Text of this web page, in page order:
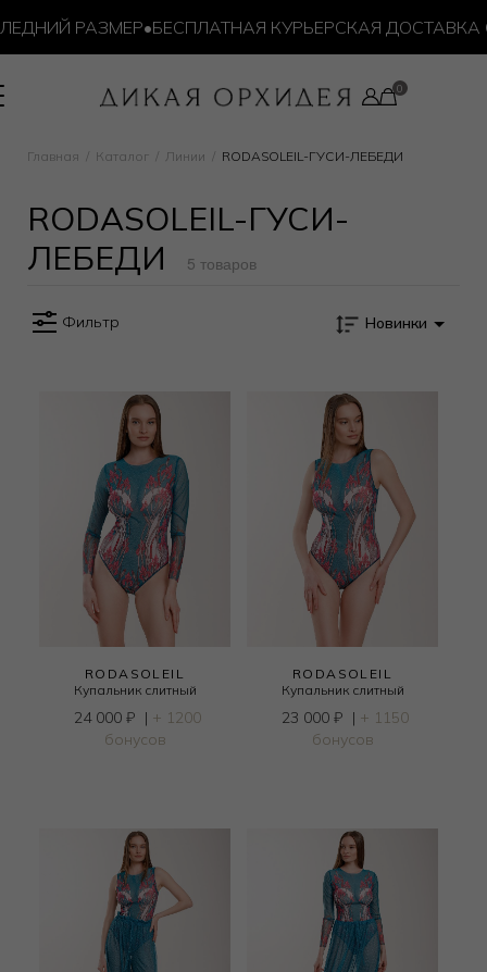
РАЗМЕР•БЕСПЛАТНАЯ КУРЬЕРСКАЯ ДОСТАВКА
Главная Каталог Линии RODASOLEIL-ГУСИ-ЛЕБЕДИ
RODASOLEIL-ГУСИ-
ЛЕБЕДИ
5 товаров
Фильтр Новинки
RODASOLEIL
Купальник слитный
24 000 ₽ | + 1200
бонусов
RODASOLEIL
Купальник слитный
23 000 ₽ | + 1150
бонусов